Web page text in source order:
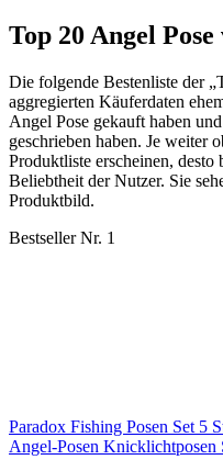
Top 20 Angel
Die folgende Bestenliste der
aggregierten Käuferdaten
Angel Pose gekauft haben
geschrieben haben. Je weiter
Produktliste erscheinen, desto
Beliebtheit der Nutzer. Sie
Produktbild.
Bestseller Nr. 1
Paradox Fishing Posen Set 5
Angel-Posen Knicklichtposen